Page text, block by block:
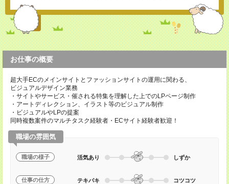
お仕事の概要
超大手ECのメインサイトとファッションサイトの運用に関わる、
ビジュアルデザイン業務
・サイトやサービス・催される特集を理解した上でのLPページ制作
・アートディレクション、イラスト等のビジュアル制作
・ビジュアルやLPの提案
同時複数案件のマルチタスク経験者・ECサイト経験者歓迎！
職場の雰囲気
職場の様子 活気あり しずか
仕事の仕方 テキパキ コツコツ